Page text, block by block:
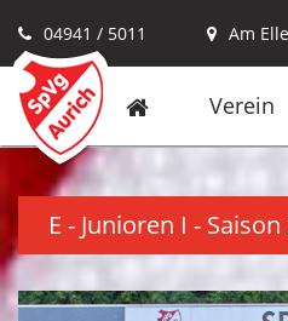
04941 / 5011 Am
Verein
E - Junioren I -